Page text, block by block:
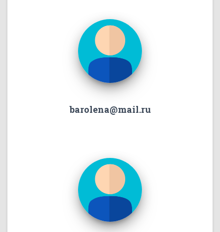
barolena@mail.ru